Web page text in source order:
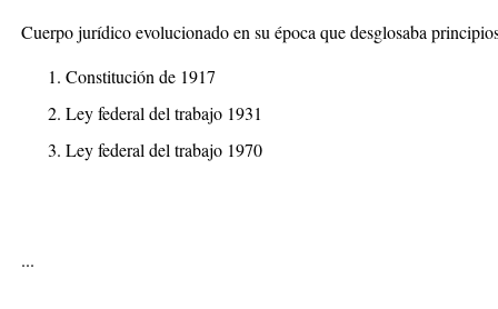
Cuerpo jurídico evolucionado en su época que desglosaba
Constitución de 1917
Ley federal del trabajo 1931
Ley federal del trabajo 1970
...